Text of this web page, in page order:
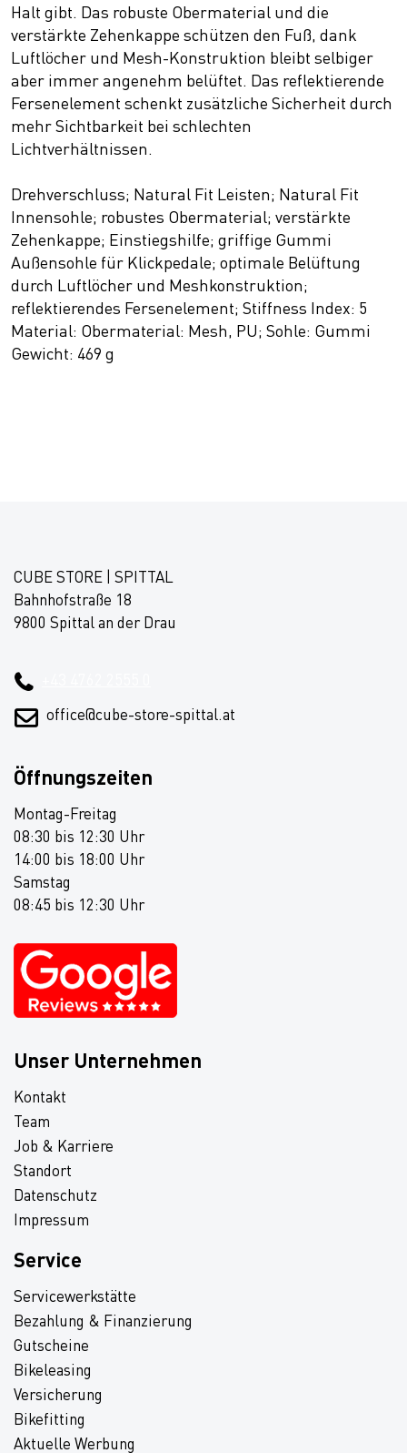
Halt gibt. Das robuste Obermaterial und die
verstärkte Zehenkappe schützen den Fuß, dank
Luftlöcher und Mesh-Konstruktion bleibt selbiger
aber immer angenehm belüftet. Das reflektierende
Fersenelement schenkt zusätzliche Sicherheit durch
mehr Sichtbarkeit bei schlechten
Lichtverhältnissen.
Drehverschluss; Natural Fit Leisten; Natural Fit
Innensohle; robustes Obermaterial; verstärkte
Zehenkappe; Einstiegshilfe; griffige Gummi
Außensohle für Klickpedale; optimale Belüftung
durch Luftlöcher und Meshkonstruktion;
reflektierendes Fersenelement; Stiffness Index: 5
Material: Obermaterial: Mesh, PU; Sohle: Gummi
Gewicht: 469 g
CUBE STORE | SPITTAL
Bahnhofstraße 18
9800 Spittal an der Drau
office@cube-store-spittal.at
Öffnungszeiten
Montag-Freitag
08:30 bis 12:30 Uhr
14:00 bis 18:00 Uhr
Samstag
08:45 bis 12:30 Uhr
Unser Unternehmen
Kontakt
Team
Job & Karriere
Standort
Datenschutz
Impressum
Service
Servicewerkstätte
Bezahlung & Finanzierung
Gutscheine
Bikeleasing
Versicherung
Bikefitting
Aktuelle Werbung